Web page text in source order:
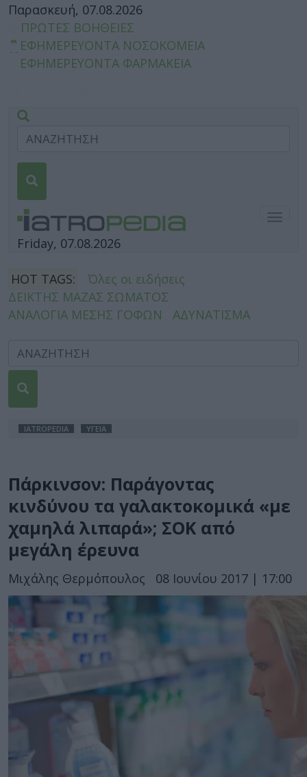
Παρασκευή, 07.08.2026
ΠΡΩΤΕΣ ΒΟΗΘΕΙΕΣ
ΕΦΗΜΕΡΕΥΟΝΤΑ ΝΟΣΟΚΟΜΕΙΑ
ΕΦΗΜΕΡΕΥΟΝΤΑ ΦΑΡΜΑΚΕΙΑ
Friday, 07.08.2026
HOT TAGS:
Όλες οι ειδήσεις
ΔΕΙΚΤΗΣ ΜΑΖΑΣ ΣΩΜΑΤΟΣ
ΑΝΑΛΟΓΙΑ ΜΕΣΗΣ ΓΟΦΩΝ
ΑΔΥΝΑΤΙΣΜΑ
IATROPEDIA ΥΓΕΙΑ
Πάρκινσον: Παράγοντας
κινδύνου τα γαλακτοκομικά «με
χαμηλά λιπαρά»; ΣΟΚ από
μεγάλη έρευνα
Μιχάλης Θερμόπουλος 08 Ιουνίου 2017 | 17:00